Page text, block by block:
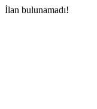
İlan bulunamadı!